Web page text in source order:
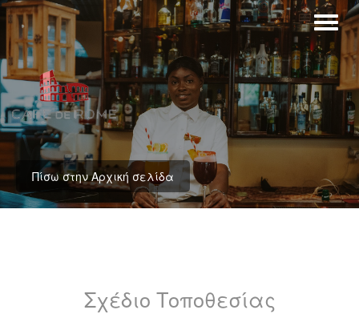
Πίσω στην Αρχική σελίδα
Σχέδιο Τοποθεσίας